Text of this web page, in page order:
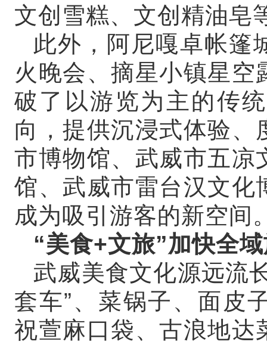
文创雪糕、文创精油皂
此外，阿尼嘎卓帐篷
火晚会、摘星小镇星
破了以游览为主的传
向，提供沉浸式体验
市博物馆、武威市五凉
馆、武威市雷台汉文化
成为吸引游客的新空间
“美食+文旅”加快全
武威美食文化源远流
套车”、菜锅子、面皮
祝萱麻口袋、古浪地达